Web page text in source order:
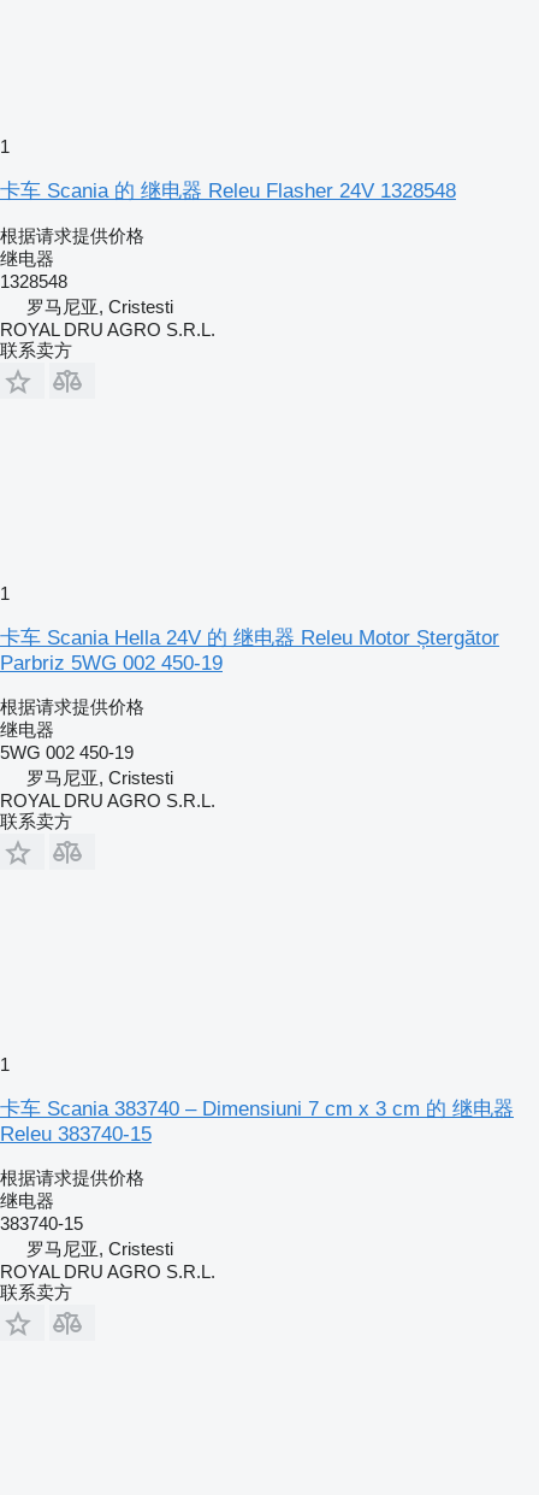
1
卡车 Scania 的 继电器 Releu Flasher 24V 1328548
根据请求提供价格
继电器
1328548
罗马尼亚, Cristesti
ROYAL DRU AGRO S.R.L.
联系卖方
1
卡车 Scania Hella 24V 的 继电器 Releu Motor Ștergător
Parbriz 5WG 002 450-19
根据请求提供价格
继电器
5WG 002 450-19
罗马尼亚, Cristesti
ROYAL DRU AGRO S.R.L.
联系卖方
1
卡车 Scania 383740 – Dimensiuni 7 cm x 3 cm 的 继电器
Releu 383740-15
根据请求提供价格
继电器
383740-15
罗马尼亚, Cristesti
ROYAL DRU AGRO S.R.L.
联系卖方